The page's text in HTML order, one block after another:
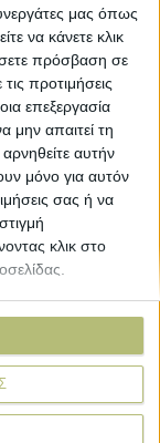
μας όπως
να κάνετε κλικ
πρόσβαση σε
προτιμήσεις
επεξεργασία
μην απαιτεί τη
αυτήν
μόνο για αυτόν
σας ή να
κλικ στο